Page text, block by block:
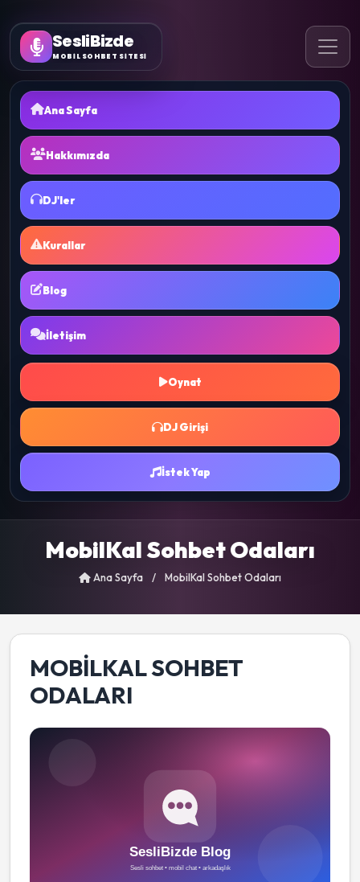
SesliBizde
MOBİL SOHBET SİTESİ
Ana Sayfa
Hakkımızda
DJ'ler
Kurallar
Blog
İletişim
Oynat
DJ Girişi
İstek Yap
MobilKal Sohbet Odaları
Ana Sayfa / MobilKal Sohbet Odaları
MOBILKAL SOHBET
ODALARI